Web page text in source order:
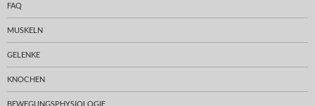
FAQ
MUSKELN
GELENKE
KNOCHEN
BEWEGUNGSPHYSIOLOGIE